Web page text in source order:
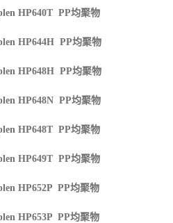
HP640T PP均聚物
HP644H PP均聚物
HP648H PP均聚物
HP648N PP均聚物
HP648T PP均聚物
HP649T PP均聚物
HP652P PP均聚物
HP653P PP均聚物